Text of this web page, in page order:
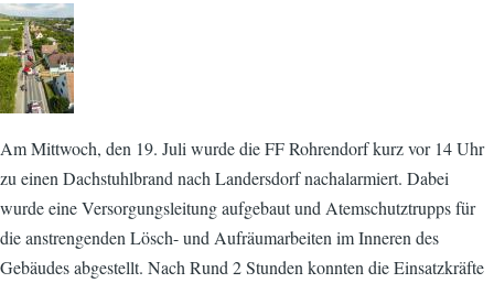
Am Mittwoch, den 19. Juli wurde die FF Rohrendorf kurz vor 14 Uhr
zu einen Dachstuhlbrand nach Landersdorf nachalarmiert. Dabei
wurde eine Versorgungsleitung aufgebaut und Atemschutztrupps für
die anstrengenden Lösch- und Aufräumarbeiten im Inneren des
Gebäudes abgestellt. Nach Rund 2 Stunden konnten die Einsatzkräfte